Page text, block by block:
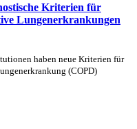
Kriterien für
Lungenerkrankungen
haben neue Kriterien für
(COPD)